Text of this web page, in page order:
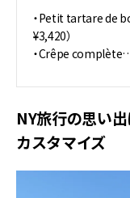
・Petit tartare de
¥3,420）
・Crêpe
NY旅行の思い
カスタマイズ